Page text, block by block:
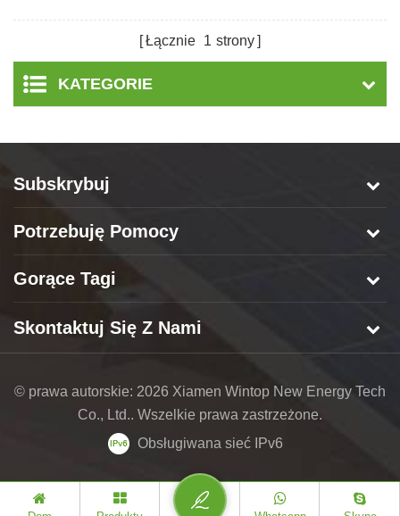
Łącznie 1 strony
KATEGORIE
Subskrybuj
Potrzebuję Pomocy
Gorące Tagi
Skontaktuj Się Z Nami
© prawa autorskie: 2026 Xiamen Wintop New Energy Tech
Co., Ltd.. Wszelkie prawa zastrzeżone.
Obsługiwana sieć IPv6